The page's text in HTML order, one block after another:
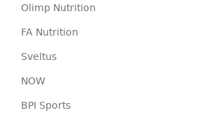
Olimp Nutrition
FA Nutrition
Sveltus
NOW
BPI Sports